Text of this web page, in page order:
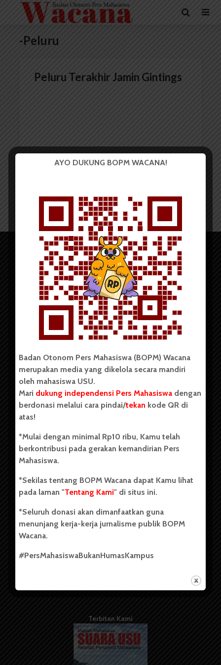
-Peluru
Peluru Terakhir Jamin Gintings
Copyright © 2023. All rights reserved BOPM WACANA.
Badan Otonom Pers Mahasiswa (BOPM) Wacana merupakan
pers mahasiswa yang berdiri di luar kampus dan dikelola
secara mandiri oleh mahasiswa Universitas Sumatera Utara
(USU). Sebelumnya BOPM Wacana merupakan salah satu
Unit Kegiatan Mahasiswa (UKM) di Universitas Sumatera
berdiri pada 1 Juli 1995.
Kontribusi
Info Iklan
Pedoman Media Siber
Kode Etik Jurnalistik
Terbitan Kami
AYO DUKUNG BOPM WACANA!
Badan Otonom Pers Mahasiswa (BOPM) Wacana
merupakan media yang dikelola secara mandiri
oleh mahasiswa USU.
Mari dukung independensi Pers Mahasiswa dengan
berdonasi melalui cara pindai/tekan kode QR di
atas!
*Mulai dengan minimal Rp10 ribu, Kamu telah
berkontribusi pada gerakan kemandirian Pers
Mahasiswa.
*Sekilas tentang BOPM Wacana dapat Kamu lihat
pada laman "Tentang Kami" di situs ini.
*Seluruh donasi akan dimanfaatkan guna
menunjang kerja-kerja jurnalisme publik BOPM
Wacana.
#PersMahasiswaBukanHumasKampus